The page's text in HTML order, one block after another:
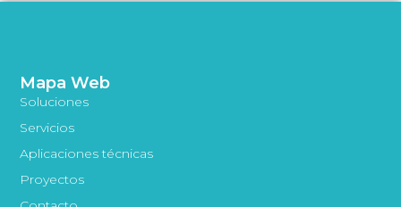
Mapa Web
Soluciones
Servicios
Aplicaciones técnicas
Proyectos